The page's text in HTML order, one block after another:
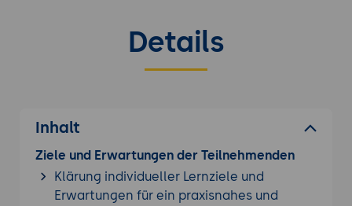
Details
Inhalt
Ziele und Erwartungen der Teilnehmenden
Klärung individueller Lernziele und
Erwartungen für ein praxisnahes und